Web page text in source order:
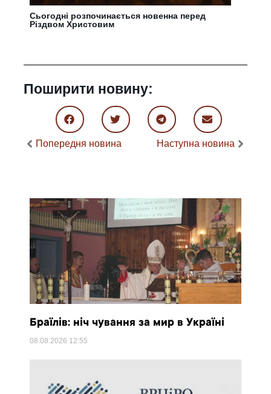
Сьогодні розпочинається новенна перед
Різдвом Христовим
Поширити новину:
Попередня новина Наступна новина
Браїлів: ніч чування за мир в Україні
08.08.2026 12:55